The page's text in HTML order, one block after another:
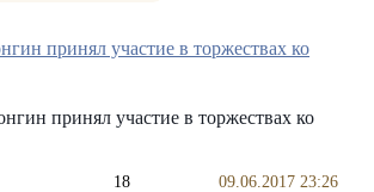
принял участие в торжествах ко
18 09.06.2017 23:26